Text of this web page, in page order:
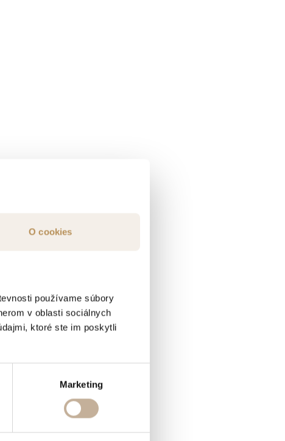
O cookies
používame súbory
v oblasti sociálnych
ktoré ste im poskytli
Marketing